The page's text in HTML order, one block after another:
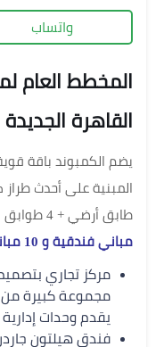
واتساب
المخطط العام
القاهرة الجديدة
يضم الكمبوند باقة
المبنية على أحدث
طابق أرضي + 4 طوابق متكررة، بالاضافة الى انه
مباني فندقية و 10 مباني إدارية
مركز تجاري
مجموعة كبيرة من
يقدم وحدات
فندق هيلتون